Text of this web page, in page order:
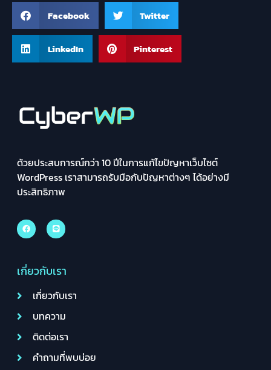
Facebook Twitter
LinkedIn Pinterest
ด้วยประสบการณ์กว่า 10 ปีในการแก้ไขปัญหาเว็บไซต์
WordPress เราสามารถรับมือกับปัญหาต่างๆ ได้อย่างมี
ประสิทธิภาพ
เกี่ยวกับเรา
เกี่ยวกับเรา
บทความ
ติดต่อเรา
คำถามที่พบบ่อย